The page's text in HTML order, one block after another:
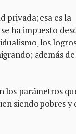
privada; esa es la
ha impuesto
los logros
además de
los parámetros
siendo pobres y